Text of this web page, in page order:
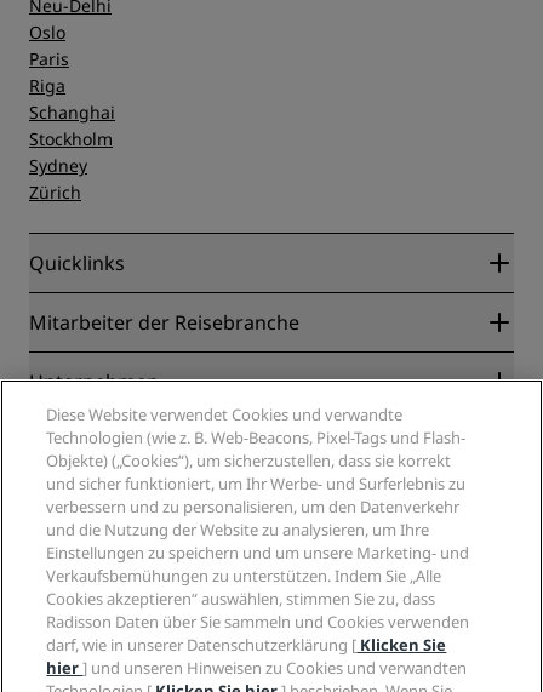
Neu-Delhi
Oslo
Paris
Riga
Schanghai
Stockholm
Sydney
Zürich
Quicklinks
Radisson Rewards
Blog
Neue und aufstrebende Hotels
Radisson Hotels APP
„Sports Approved“-Hotels
Familienfreundliche Hotels
Gesundheit & Sicherheit
Mitarbeiter der Reisebranche
Partner
Reisebüros
Unternehmen
Radisson Hotel Group
Medien
Karriere RHG
Karriere PPHE
Karrieren EHL
The Club by RHG
Entwicklungsmöglichkeiten
Responsible Business – Unser Engagement
Einkauf
Rechtliches
Privacy Centre
Rechtliche Hinweise
Radisson Rewards Geschäftsbedingungen
Website-Nutzungsvereinbarung
Digitale Barrierefreiheit
Moderne Sklaverei – Erklärung
Hilfe
Verbrauchermeldungen
Kontakt
FAQ
Inhaltsübersicht
Soziale Medien
Marken von Radisson Hotels
Diese Website verwendet Cookies und verwandte
Technologien (wie z. B. Web-Beacons, Pixel-Tags und Flash-
Objekte) („Cookies“), um sicherzustellen, dass sie korrekt
und sicher funktioniert, um Ihr Werbe- und Surferlebnis zu
verbessern und zu personalisieren, um den Datenverkehr
und die Nutzung der Website zu analysieren, um Ihre
Einstellungen zu speichern und um unsere Marketing- und
Verkaufsbemühungen zu unterstützen. Indem Sie „Alle
Cookies akzeptieren“ auswählen, stimmen Sie zu, dass
Radisson Daten über Sie sammeln und Cookies verwenden
darf, wie in unserer Datenschutzerklärung [ Klicken Sie
hier] und unseren Hinweisen zu Cookies und verwandten